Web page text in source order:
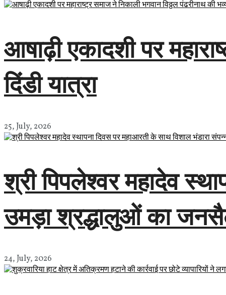
आषाढ़ी एकादशी पर
दिंडी यात्रा
25, July, 2026
श्री पिपलेश्वर महादेव
उमड़ा श्रद्धालुओं का
24, July, 2026